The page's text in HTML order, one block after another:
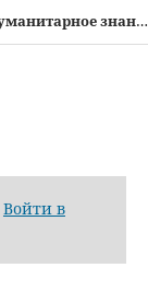
Исследования языка и современное гуманитарное знание
Войти в